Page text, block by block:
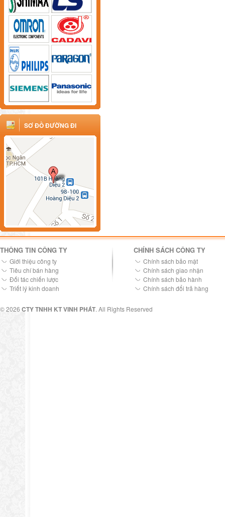
SƠ ĐỒ ĐƯỜNG ĐI
THÔNG TIN CÔNG TY
Giới thiệu công ty
Tiêu chí bán hàng
Đối tác chiến lược
Triết lý kinh doanh
CHÍNH SÁCH CÔNG TY
Chính sách bảo mật
Chính sách giao nhận
Chính sách bảo hành
Chính sách đổi trả hàng
© 2026 CTY TNHH KT VINH PHÁT. All Rights Reserved